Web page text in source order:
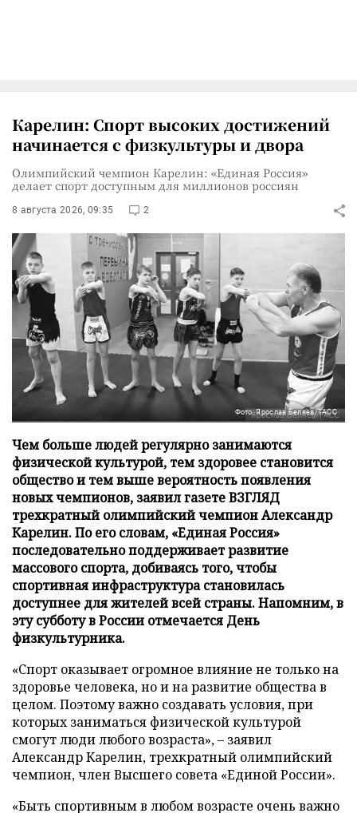
Карелин: Спорт высоких достижений
начинается с физкультуры и двора
Олимпийский чемпион Карелин: «Единая Россия»
делает спорт доступным для миллионов россиян
8 августа 2026, 09:35 2
Фото: Ярослав Беляев/ТАСС
Чем больше людей регулярно занимаются
физической культурой, тем здоровее становится
общество и тем выше вероятность появления
новых чемпионов, заявил газете ВЗГЛЯД
трехкратный олимпийский чемпион Александр
Карелин. По его словам, «Единая Россия»
последовательно поддерживает развитие
массового спорта, добиваясь того, чтобы
спортивная инфраструктура становилась
доступнее для жителей всей страны. Напомним, в
эту субботу в России отмечается День
физкультурника.
«Спорт оказывает огромное влияние не только на
здоровье человека, но и на развитие общества в
целом. Поэтому важно создавать условия, при
которых заниматься физической культурой
смогут люди любого возраста», – заявил
Александр Карелин, трехкратный олимпийский
чемпион, член Высшего совета «Единой России».
«Быть спортивным в любом возрасте очень важно